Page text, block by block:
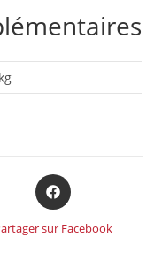
sur Facebook